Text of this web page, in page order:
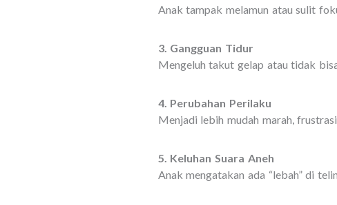
Anak tampak melamun atau sulit
3. Gangguan Tidur
Mengeluh takut gelap atau tidak
4. Perubahan Perilaku
Menjadi lebih mudah marah,
5. Keluhan Suara Aneh
Anak mengatakan ada “lebah” di